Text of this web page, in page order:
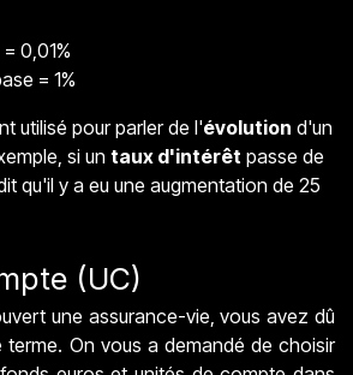
0,01%
= 1%
utilisé pour parler de l'évolution d'un
si un taux d'intérêt passe de
qu'il y a eu une augmentation de 25
(UC)
une assurance-vie, vous avez dû
On vous a demandé de choisir